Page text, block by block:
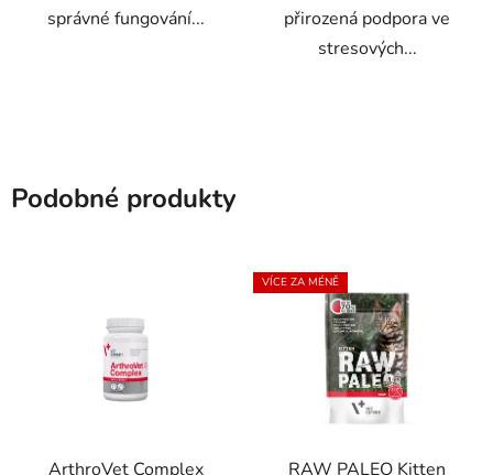
správné fungování...
přirozená podpora ve
stresových...
Podobné produkty
ArthroVet Complex
VÍCE ZA MÉNĚ
RAW PALEO Kitten